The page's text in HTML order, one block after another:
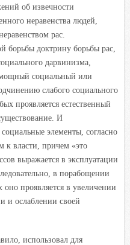
об извечности
неравенства людей,
рас.
борьбы доктрину борьбы рас,
дарвинизма,
социальный или
слабого социального
проявляется естественный
И
элементы, согласно
к власти, причем «это
выражается в эксплуатации
в порабощении
проявляется в увеличении
и ослаблении своей
использовал для